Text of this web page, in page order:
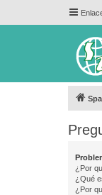
¿Por
¿Qué
¿Por